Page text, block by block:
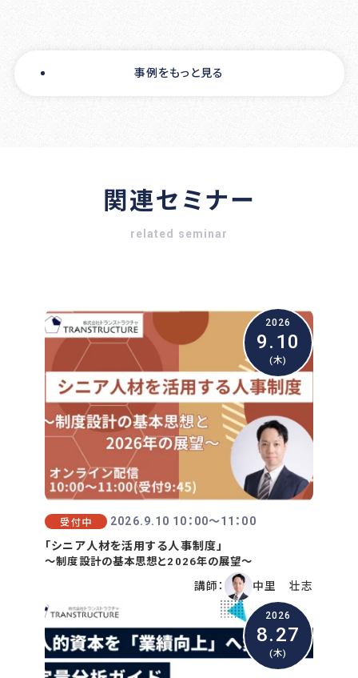
事例をもっと見る
関連セミナー
related seminar
2026
9.10
(木)
受付中
2026.9.10 10：00〜11：00
「シニア人材を活用する人事制度」
～制度設計の基本思想と2026年の展望～
講師： 中里 壮志
2026
8.27
(木)